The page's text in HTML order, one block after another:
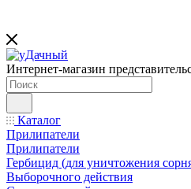
Интернет-магазин
Каталог
Прилипатели
Прилипатели
Гербицид (для уничтожения
Выборочного действия